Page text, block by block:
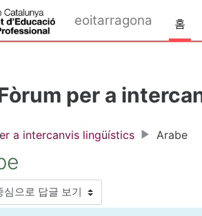
뛰기
eoitarragona 홈
per a
a intercanvis lingüístics Arabe